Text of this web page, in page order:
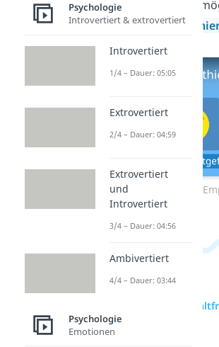
dein
kannst, erfährst du
Zum Video:
zur Videoseite:
Kommunikation
Psychologie
Introvertiert & extrovertiert
Introvertiert
1/4 – Dauer: 05:05
Extrovertiert
2/4 – Dauer: 04:59
Extrovertiert
und
Introvertiert
3/4 – Dauer: 04:56
Ambivertiert
4/4 – Dauer: 03:44
Psychologie
Emotionen